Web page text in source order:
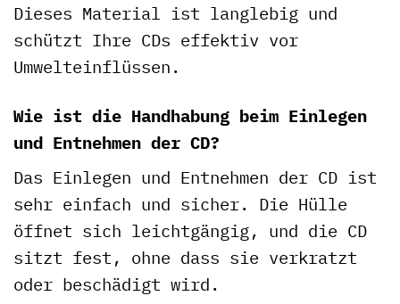
Dieses Material ist langlebig und
schützt Ihre CDs effektiv vor
Umwelteinflüssen.
Wie ist die Handhabung beim Einlegen
und Entnehmen der CD?
Das Einlegen und Entnehmen der CD ist
sehr einfach und sicher. Die Hülle
öffnet sich leichtgängig, und die CD
sitzt fest, ohne dass sie verkratzt
oder beschädigt wird.